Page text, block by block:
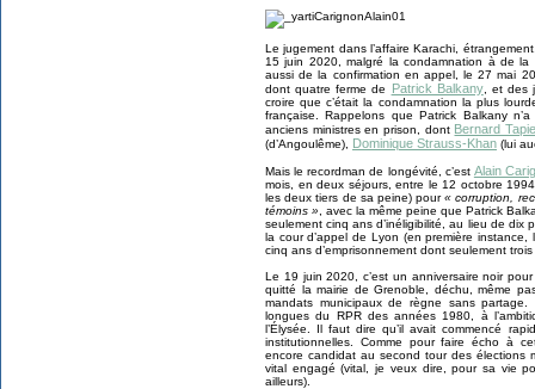
Le jugement dans l’affaire Karachi,
15 juin 2020, malgré la condamnation à de la
aussi de la confirmation en appel, le 27 mai
dont quatre ferme de
Patrick Balkany, et des
croire que c’était la condamnation la plus
française. Rappelons que Patrick Balkany
anciens ministres en prison, dont Bernard
(d’Angoulême), Dominique Strauss-Khan (lui
Mais le recordman de longévité, c’est Alain
mois, en deux séjours, entre le 12 octobre
les deux tiers de sa peine) pour« corruption,
témoins » , avec la même peine que Patrick
seulement cinq ans d’inéligibilité, au lieu de dix
la cour d’appel de Lyon (en première
cinq ans d’emprisonnement dont seulement trois
Le 19 juin 2020, c’est un anniversaire noir
quitté la mairie de Grenoble, déchu, même
mandats municipaux de règne sans
longues du RPR des années 1980, à
l’Élysée. Il faut dire qu’il avait commencé
institutionnelles. Comme pour faire écho à
encore candidat au second tour des élections
vital engagé (vital, je veux dire, pour sa vie
ailleurs).